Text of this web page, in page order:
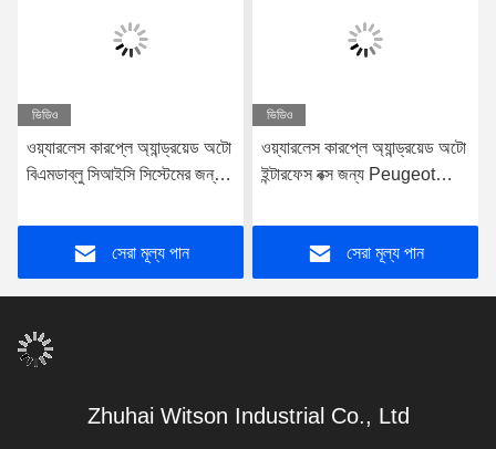
ভিডিও
ওয়্যারলেস কারপ্লে অ্যান্ড্রয়েড অটো
বিএমডাব্লু সিআইসি সিস্টেমের জন্য
সেরা মূল্য পান
ভিডিও
ওয়্যারলেস কারপ্লে অ্যান্ড্রয়েড অটো
ইন্টারফেস বক্স জন্য Peugeot
2017
সেরা মূল্য পান
Zhuhai Witson Industrial Co., Ltd